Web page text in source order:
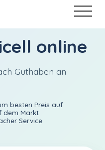
online
Guthaben an
besten Preis auf
dem Markt
Service